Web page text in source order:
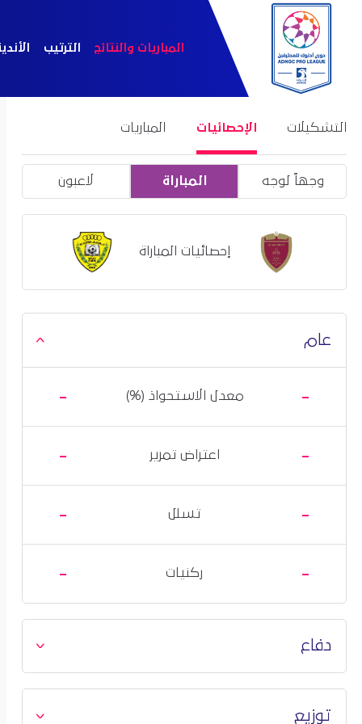
المباريات والنتائج الترتيب
التشكيلات الإحصائيات المباريات
وجهاً لوجه المباراة لاعبون
إحصائيات المباراة
عام
- معدل الاستحواذ (%) -
- اعتراض تمرير -
- تسلل -
- ركنيات -
دفاع
توزيع